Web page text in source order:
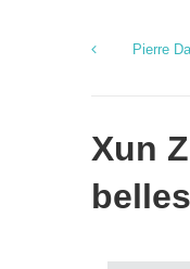
Pierre
Xun